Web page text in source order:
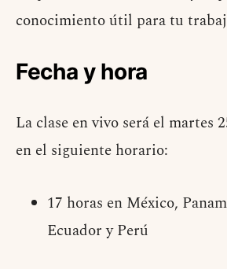
conocimiento útil para tu
Fecha y hora
La clase en vivo será el martes
en el siguiente horario:
17 horas en México,
Ecuador y Perú